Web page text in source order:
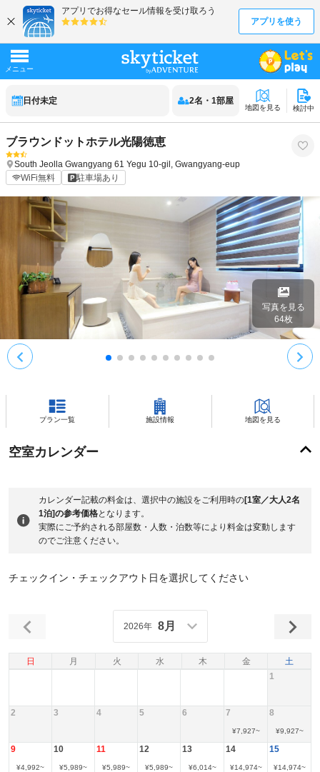
日付未定 2名 ・ 1部屋
地図を見る 検討中
ブラウンドットホテル光陽徳恵
South Jeolla Gwangyang 61 Yegu 10-gil, Gwangyang-eup
WiFi無料
駐車場あり
写真を見る
64枚
プラン一覧 施設情報 地図を見る
空室カレンダー
カレンダー記載の料金は、選択中の施設をご利用時の[1室／大人2名
1泊]の参考価格となります。
実際にご予約される部屋数・人数・泊数等により料金は変動します
のでご注意ください。
チェックイン・チェックアウト日を選択してください
日 月 火 水 木 金 土
2026年 8月
1
2 3 4 5 6 7
¥7,927~
8
¥9,927~
9
¥4,992~
10
¥5,989~
11
¥5,989~
12
¥5,989~
13
¥6,014~
14
¥14,974~
15
¥14,974~